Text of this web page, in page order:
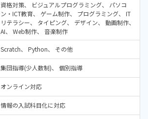
資格対策 ビジュアルプログラミング
パソコ
ン・ICT教育
ゲーム制作 プログラミング
IT
リテラシー
タイピング デザイン
動画制作
AI
Web制作 音楽制作
Scratch Python その他
集団指導(少人数制) 個別指導
オンライン対応
情報の入試科目化に対応